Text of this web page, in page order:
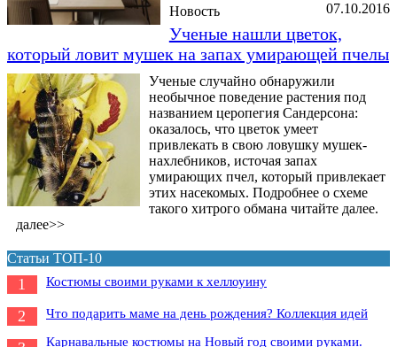
07.10.2016
Новость
Ученые нашли цветок,
который ловит мушек на запах умирающей пчелы
Ученые случайно обнаружили
необычное поведение растения под
названием церопегия Сандерсона:
оказалось, что цветок умеет
привлекать в свою ловушку мушек-
нахлебников, источая запах
умирающих пчел, который привлекает
этих насекомых. Подробнее о схеме
такого хитрого обмана читайте далее.
далее>>
Статьи ТОП-10
1 Костюмы своими руками к хеллоуину
2 Что подарить маме на день рождения? Коллекция идей
Карнавальные костюмы на Новый год своими руками.